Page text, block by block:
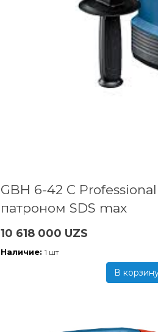
GBH 6-42 C
патроном SDS max
10 618 000 UZS
Наличие: 1 шт
В